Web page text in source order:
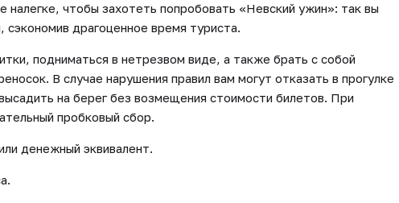
чтобы захотеть попробовать «Невский ужин»: так вы
драгоценное время туриста.
подниматься в нетрезвом виде, а также брать с собой
В случае нарушения правил вам могут отказать в прогулке
на берег без возмещения стоимости билетов. При
пробковый сбор.
денежный эквивалент.